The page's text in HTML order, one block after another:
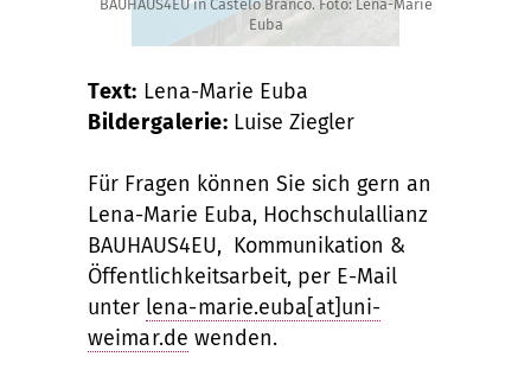
BAUHAUS4EU in Castelo Branco. Foto: Lena-Marie
Euba
Text: Lena-Marie Euba
Bildergalerie: Luise Ziegler
Für Fragen können Sie sich gern an
Lena-Marie Euba, Hochschulallianz
BAUHAUS4EU, Kommunikation &
Öffentlichkeitsarbeit, per E-Mail
unter lena-marie.euba[at]uni-
weimar.de wenden.